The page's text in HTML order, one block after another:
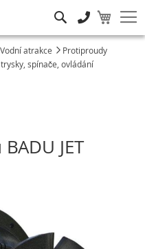
atrakce
Protiproudy
spínače, ovládání
JET